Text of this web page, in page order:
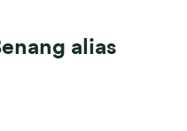
alias